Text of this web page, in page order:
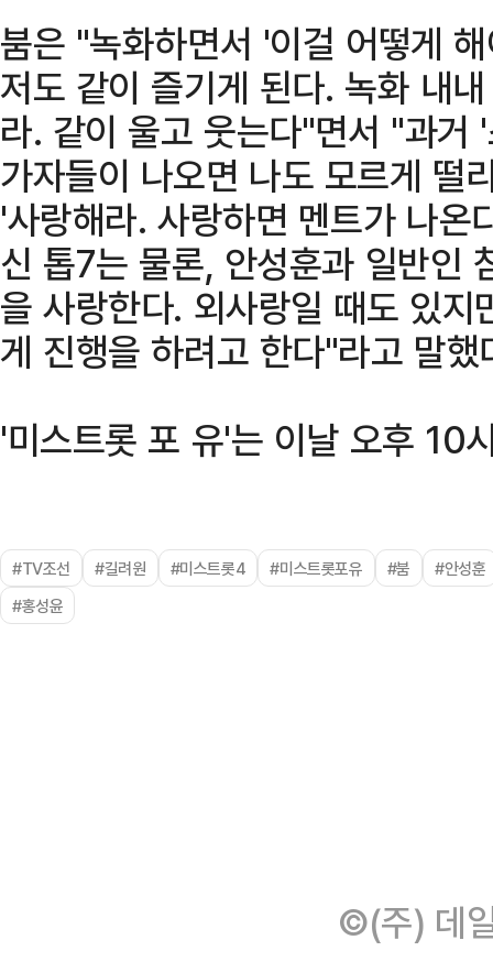
붐은 "녹화하면서 '이걸 어떻게
저도 같이 즐기게 된다. 녹화 내
라. 같이 울고 웃는다"면서 "과거
가자들이 나오면 나도 모르게 떨
'사랑해라. 사랑하면 멘트가 나
신 톱7는 물론, 안성훈과 일반인
을 사랑한다. 외사랑일 때도 있
게 진행을 하려고 한다"라고 말했
'미스트롯 포 유'는 이날 오후 10
#TV조선 #길려원 #미스트롯4 #미스트롯포유 #붐
#안성훈
#홍성윤
©(주) 데